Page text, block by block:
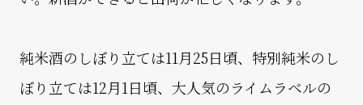
純米酒のしぼり立ては11月25日頃、特別純米のし
ぼり立ては12月1日頃、大人気のライムラベルの